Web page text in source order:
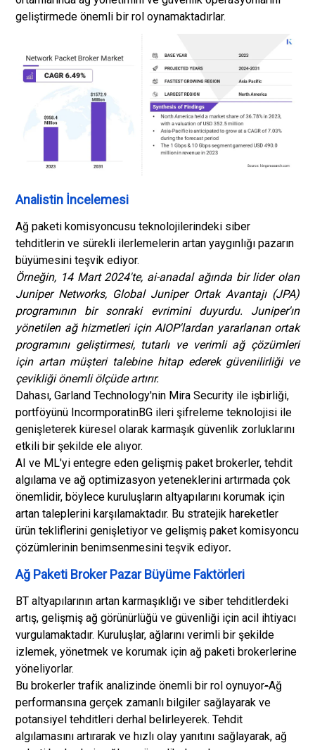
geliştirmede önemli bir rol oynamaktadırlar.
Analistin İncelemesi
Ağ paketi komisyoncusu teknolojilerindeki siber
tehditlerin ve sürekli ilerlemelerin artan yaygınlığı pazarın
büyümesini teşvik ediyor.
Örneğin, 14 Mart 2024'te, ai-anadal ağında bir lider olan
Juniper Networks, Global Juniper Ortak Avantajı (JPA)
programının bir sonraki evrimini duyurdu. Juniper'ın
yönetilen ağ hizmetleri için AIOP'lardan yararlanan ortak
programını geliştirmesi, tutarlı ve verimli ağ çözümleri
için artan müşteri talebine hitap ederek güvenilirliği ve
çevikliği önemli ölçüde artırır.
Dahası, Garland Technology'nin Mira Security ile işbirliği,
portföyünü IncormporatinBG ileri şifreleme teknolojisi ile
genişleterek küresel olarak karmaşık güvenlik zorluklarını
etkili bir şekilde ele alıyor.
AI ve ML'yi entegre eden gelişmiş paket brokerler, tehdit
algılama ve ağ optimizasyon yeteneklerini artırmada çok
önemlidir, böylece kuruluşların altyapılarını korumak için
artan taleplerini karşılamaktadır. Bu stratejik hareketler
ürün tekliflerini genişletiyor ve gelişmiş paket komisyoncu
çözümlerinin benimsenmesini teşvik ediyor.
Ağ Paketi Broker Pazar Büyüme Faktörleri
BT altyapılarının artan karmaşıklığı ve siber tehditlerdeki
artış, gelişmiş ağ görünürlüğü ve güvenliği için acil ihtiyacı
vurgulamaktadır. Kuruluşlar, ağlarını verimli bir şekilde
izlemek, yönetmek ve korumak için ağ paketi brokerlerine
yöneliyorlar.
Bu brokerler trafik analizinde önemli bir rol oynuyor-Ağ
performansına gerçek zamanlı bilgiler sağlayarak ve
potansiyel tehditleri derhal belirleyerek. Tehdit
algılamasını artırarak ve hızlı olay yanıtını sağlayarak, ağ